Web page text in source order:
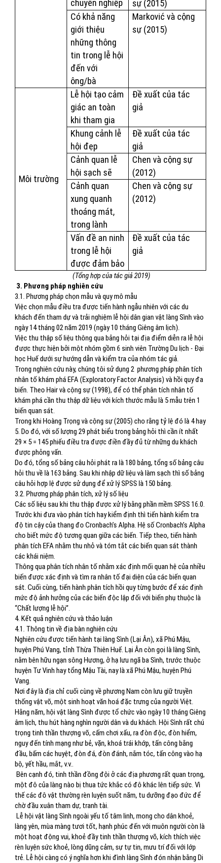
chuyên nghiệp
sự (2015)
Có khả năng
giới thiệu
những thông
tin trong lễ hội
đến với
ông/bà
Marković và cộng
sự (2015)
Môi trường
Lễ hội tạo cảm
giác an toàn
khi tham gia
Đề xuất của tác
giả
Khung cảnh lễ
hội đẹp
Đề xuất của tác
giả
Cảnh quan lễ
hội sạch sẽ
Chen và cộng sự
(2012)
Cảnh quan
xung quanh
thoáng mát,
trong lành
Chen và cộng sự
(2012)
Vấn đề an ninh
trong lễ hội
được đảm bảo
Đề xuất của tác
giả
(Tổng hợp của tác giả 2019)
3. Phương pháp nghiên cứu
3.1. Phương pháp chọn mẫu và quy mô mẫu
Việc chọn mẫu điều tra được tiến hành ngẫu nhiên với các du
khách đến tham dự và trải nghiệm lễ hội dân gian vật làng Sình vào
ngày 14 tháng 02 năm 2019 (ngày 10 tháng Giêng âm lịch).
Việc thu thập số liệu thông qua bảng hỏi tại địa điểm diễn ra lễ hội
được thực hiện bởi một nhóm gồm 6 sinh viên Trường Du lịch - Đại
học Huế dưới sự hướng dẫn và kiểm tra của nhóm tác giả.
Trong nghiên cứu này, chúng tôi sử dụng 2 phương pháp phân tích
nhân tố khám phá EFA (Exploratory Factor Analysis) và hồi quy đa
biến. Theo Hair và cộng sự (1998), để có thể phân tích nhân tố
khám phá cần thu thập dữ liệu với kích thước mẫu là 5 mẫu trên 1
biến quan sát.
Trong khi Hoàng Trọng và cộng sự (2005) cho rằng tỷ lệ đó là 4 hay
5. Do đó, với số lượng 29 phát biểu trong bảng hỏi thì cần ít nhất
29 × 5 = 145 phiếu điều tra được điền đầy đủ từ những du khách
được phỏng vấn.
Do đó, tổng số bảng câu hỏi phát ra là 180 bảng, tổng số bảng câu
hỏi thu về là 163 bảng. Sau khi nhập dữ liệu và làm sạch thì số bảng
câu hỏi hợp lệ được sử dụng để xử lý SPSS là 150 bảng.
3.2. Phương pháp phân tích, xử lý số liệu
Các số liệu sau khi thu thập được xử lý bằng phần mềm SPSS 16.0.
Trước khi đưa vào phân tích hay kiểm định thì tiến hành kiểm tra
độ tin cậy của thang đo Cronbach’s Alpha. Hệ số Cronbach’s Alpha
cho biết mức độ tương quan giữa các biến. Tiếp theo, tiến hành
phân tích EFA nhằm thu nhỏ và tóm tắt các biến quan sát thành
các khái niệm.
Thông qua phân tích nhân tố nhằm xác định mối quan hệ của nhiều
biến được xác định và tìm ra nhân tố đại diện của các biến quan
sát. Cuối cùng, tiến hành phân tích hồi quy từng bước để xác định
mức độ ảnh hưởng của các biến độc lập đối với biến phụ thuộc là
“Chất lượng lễ hội”.
4. Kết quả nghiên cứu và thảo luận
4.1. Thông tin về địa bàn nghiên cứu
Nghiên cứu được tiến hành tại làng Sình (Lại Ân), xã Phú Mậu,
huyện Phú Vang, tỉnh Thừa Thiên Huế. Lại Ân còn gọi là làng Sình,
nằm bên hữu ngạn sông Hương, ở hạ lưu ngã ba Sình, trước thuộc
huyện Tư Vinh hay tổng Mậu Tài, nay là xã Phú Mậu, huyện Phú
Vang.
Nơi đây là địa chỉ cuối cùng về phương Nam còn lưu giữ truyền
thống vật võ, một sinh hoạt văn hoá đặc trưng của người Việt.
Hằng năm, hội vật làng Sình được tổ chức vào ngày 10 tháng Giêng
âm lịch, thu hút hàng nghìn người dân và du khách. Hội Sình rất chú
trọng tinh thần thượng võ, cấm chơi xấu, ra đòn độc, đòn hiểm,
nguy đến tính mạng như bẻ, vặn, khoá trái khớp, tấn công bằng
đầu, bấm các huyệt, đòn đá, đòn đánh, nắm tóc, tấn công vào hạ
bộ, yết hầu, mắt, v.v..
Bên cạnh đó, tinh thần đồng đội ở các địa phương rất quan trọng,
một đô của làng nào bị thua tức khắc có đô khác lên tiếp sức. Vì
thế các đô vật thường rèn luyện suốt năm, tu dưỡng đạo đức để
chờ đầu xuân tham dự, tranh tài.
Lễ hội vật làng Sình ngoài yếu tố tâm linh, mong cho dân khoẻ,
làng yên, mùa màng tươi tốt, hạnh phúc đến với muôn người còn là
một hoạt động vui, khoẻ đầy tinh thần thượng võ, kích thích việc
rèn luyện sức khoẻ, lòng dũng cảm, sự tự tin, mưu trí đối với lớp
trẻ. Lễ hội càng có ý nghĩa hơn khi đình làng Sình đón nhận bằng Di